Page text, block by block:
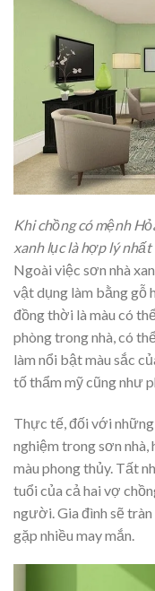
Khi chồng có mệnh
xanh lục là hợp lý nhất
Ngoài việc sơn nhà
vật dụng làm bằng gỗ
đồng thời là màu có
phòng trong nhà, có
làm nổi bật màu sắc
tố thẩm mỹ cũng như
Thực tế, đối với những
nghiệm trong sơn nhà,
màu phong thủy. Tất
tuổi của cả hai vợ
người. Gia đình sẽ
gặp nhiều may mắn.